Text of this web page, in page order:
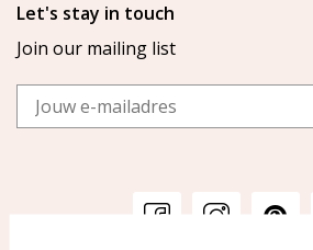
Let's stay in touch
Join our mailing list
Email